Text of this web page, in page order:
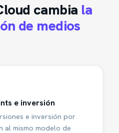
cambia la
de medios
e inversión
e inversión por
al mismo modelo de